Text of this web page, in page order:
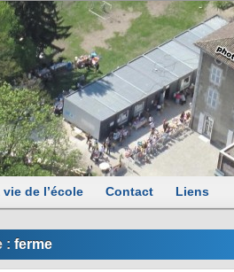
vie de l’école Contact Liens
: ferme